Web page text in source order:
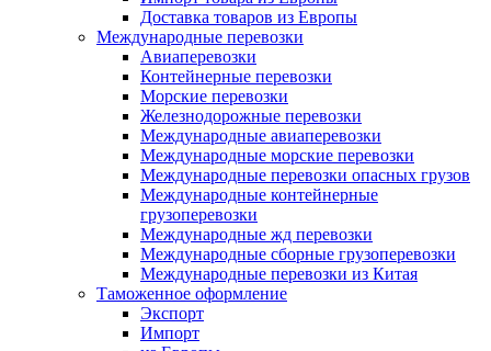
Доставка товаров из Европы
Международные перевозки
Авиаперевозки
Контейнерные перевозки
Морские перевозки
Железнодорожные перевозки
Международные авиаперевозки
Международные морские перевозки
Международные перевозки опасных грузов
Международные контейнерные
грузоперевозки
Международные жд перевозки
Международные сборные грузоперевозки
Международные перевозки из Китая
Таможенное оформление
Экспорт
Импорт